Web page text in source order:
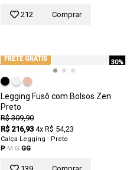
212 Comprar
30%
FRETE GRÁTIS
Legging Fusô com Bolsos Zen
Preto
R$ 309,90
R$ 216,93 4x R$ 54,23
Calça Legging - Preto
P M G GG